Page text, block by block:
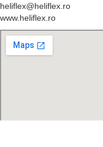
heliflex@heliflex.ro
www.heliflex.ro